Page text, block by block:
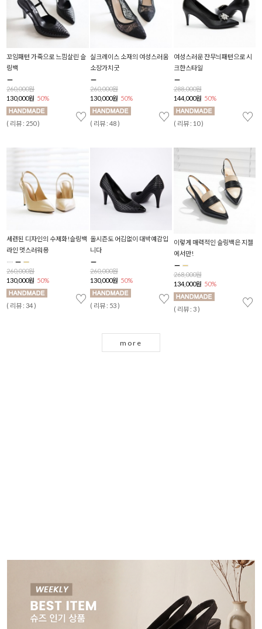
♡
꼬임패턴 가죽으로 느낌살린 슬
링백
260,000원
130,000원 50%
( 리뷰 : 250 ) ♡
실크레이스 소재의 여성스러움
소장가치굿
260,000원
130,000원 50%
( 리뷰 : 48 ) ♡
여성스러운 잔무늬패턴으로 시
크한스타일
288,000원
144,000원 50%
( 리뷰 : 10 )
♡
세련된 디자인의 수제화!슬링백
라인 멋스러워용
260,000원
130,000원 50%
( 리뷰 : 34 ) ♡
올시즌도 어김없이 대박예감입
니다
260,000원
130,000원 50%
( 리뷰 : 53 ) ♡
이렇게 매력적인 슬링백은 지젤
에서만!
268,000원
134,000원 50%
( 리뷰 : 3 )
more